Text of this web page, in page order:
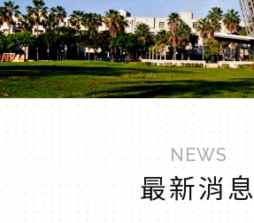
NEWS
最新消息